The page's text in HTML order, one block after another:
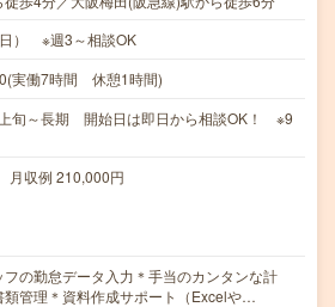
） ※週3～相談OK
実働7時間 休憩1時間)
旬～長期 開始日は即日から相談OK！ ※9
収例 210,000円
フの勤怠データ入力＊手当のカンタンな計
類管理＊資料作成サポート（Excelや…